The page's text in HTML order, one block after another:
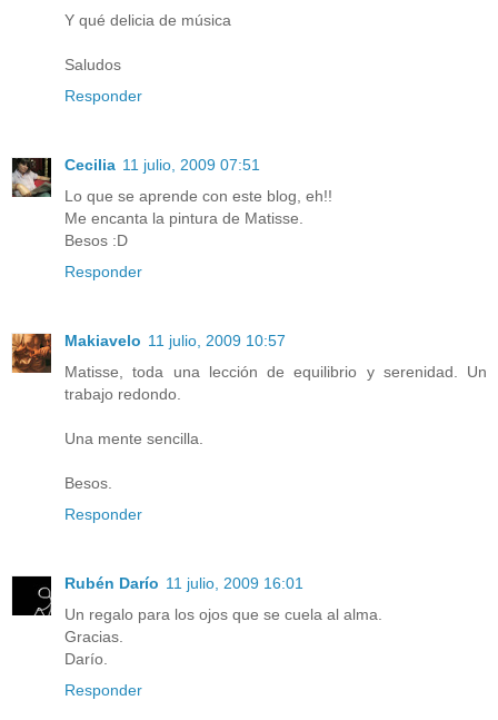
Y qué delicia de música
Saludos
Responder
Cecilia 11 julio, 2009 07:51
Lo que se aprende con este blog, eh!!
Me encanta la pintura de Matisse.
Besos :D
Responder
Makiavelo 11 julio, 2009 10:57
Matisse, toda una lección de equilibrio y serenidad. Un
trabajo redondo.
Una mente sencilla.
Besos.
Responder
Rubén Darío 11 julio, 2009 16:01
Un regalo para los ojos que se cuela al alma.
Gracias.
Darío.
Responder